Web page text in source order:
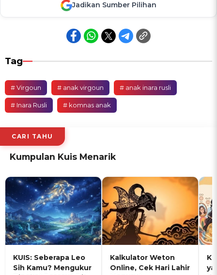
Jadikan Sumber Pilihan
Tag
# Virgoun # anak virgoun # anak inara rusli
# Inara Rusli # komnas anak
CARI TAHU
Kumpulan Kuis Menarik
KUIS: Seberapa Leo
Sih Kamu? Mengukur
Kalkulator Weton
Online, Cek Hari Lahir